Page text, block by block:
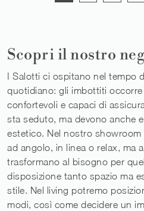
Scopri il nostro
I Salotti ci ospitano nel tempo
quotidiano: gli imbottiti
confortevoli e capaci di
sta seduto, ma devono anche
estetico. Nel nostro showroom
ad angolo, in linea o relax, ma
trasformano al bisogno per
disposizione tanto spazio ma
stile. Nel living potremo
modi, così come decidere un